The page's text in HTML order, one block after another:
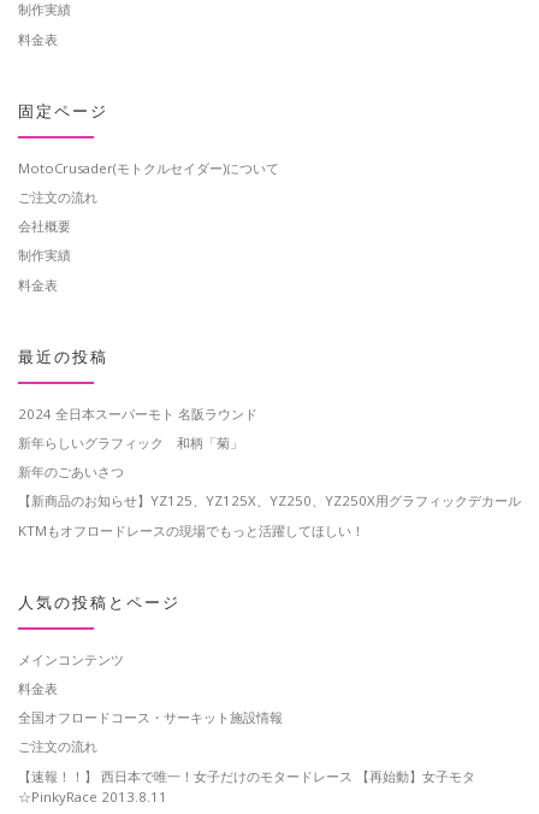
制作実績
料金表
固定ページ
MotoCrusader(モトクルセイダー)について
ご注文の流れ
会社概要
制作実績
料金表
最近の投稿
2024 全日本スーパーモト 名阪ラウンド
新年らしいグラフィック 和柄「菊」
新年のごあいさつ
【新商品のお知らせ】YZ125、YZ125X、YZ250、YZ250X用グラフィックデカール
KTMもオフロードレースの現場でもっと活躍してほしい！
人気の投稿とページ
メインコンテンツ
料金表
全国オフロードコース・サーキット施設情報
ご注文の流れ
【速報！！】 西日本で唯一！女子だけのモタードレース 【再始動】女子モタ
☆PinkyRace 2013.8.11